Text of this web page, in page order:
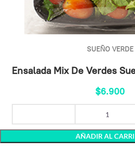
SUEÑO VERDE
Ensalada Mix De Verdes
$6.900
AÑADIR AL